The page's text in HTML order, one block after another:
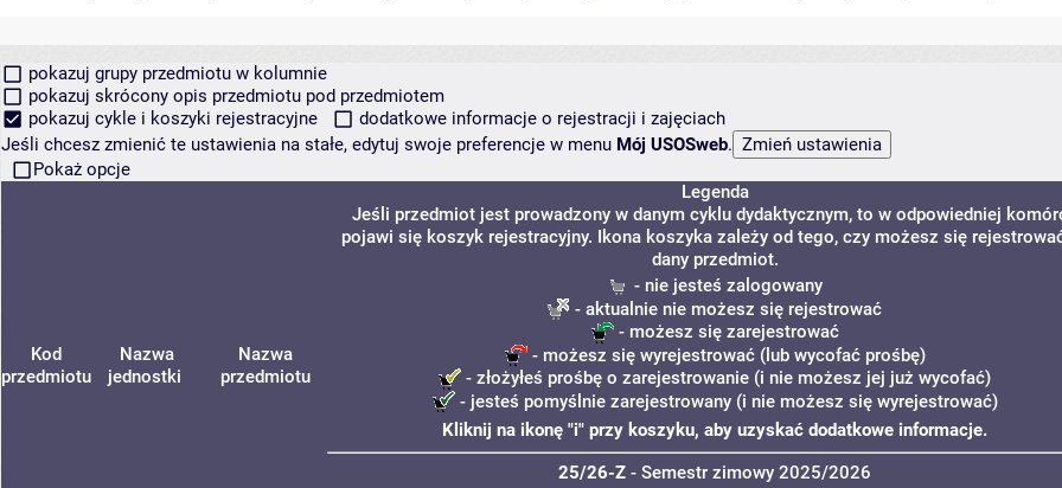
pokazuj grupy przedmiotu w kolumnie
pokazuj skrócony opis przedmiotu pod przedmiotem
pokazuj cykle i koszyki rejestracyjne
dodatkowe informacje o rejestracji i zajęciach
Jeśli chcesz zmienić te ustawienia na stałe, edytuj swoje preferencje w menu Mój USOSweb.
Pokaż opcje
Kod
przedmiotu
Nazwa
jednostki
Nazwa
przedmiotu
Legenda
Jeśli przedmiot jest prowadzony w danym cyklu dydaktycznym, to w odpowiedniej
pojawi się koszyk rejestracyjny. Ikona koszyka zależy od tego, czy możesz się
dany przedmiot.
- nie jesteś zalogowany
- aktualnie nie możesz się rejestrować
- możesz się zarejestrować
- możesz się wyrejestrować (lub wycofać prośbę)
- złożyłeś prośbę o zarejestrowanie (i nie możesz jej już wycofać)
- jesteś pomyślnie zarejestrowany (i nie możesz się wyrejestrować)
Kliknij na ikonę "i" przy koszyku, aby uzyskać dodatkowe informacje.
25/26-Z - Semestr zimowy 2025/2026